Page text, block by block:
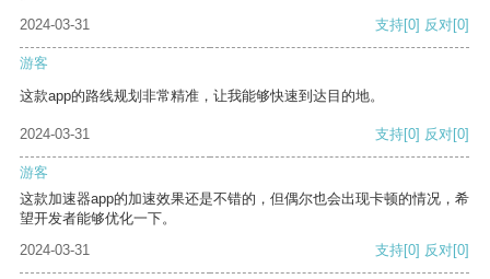
2024-03-31
支持[0] 反对[0]
游客
这款app的路线规划非常精准，让我能够快速到达目的地。
2024-03-31 支持[0] 反对[0]
游客
这款加速器app的加速效果还是不错的，但偶尔也会出现卡顿的情况，希
望开发者能够优化一下。
2024-03-31
支持[0] 反对[0]